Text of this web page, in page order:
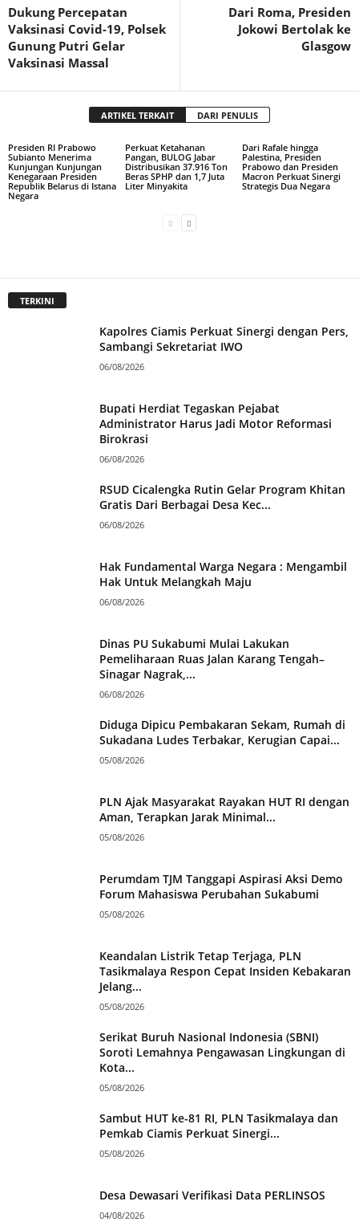
Dukung Percepatan
Vaksinasi Covid-19, Polsek
Gunung Putri Gelar
Vaksinasi Massal
Dari Roma, Presiden
Jokowi Bertolak ke
Glasgow
ARTIKEL TERKAIT DARI PENULIS
Presiden RI Prabowo
Subianto Menerima
Kunjungan Kunjungan
Kenegaraan Presiden
Republik Belarus di Istana
Negara
Perkuat Ketahanan
Pangan, BULOG Jabar
Distribusikan 37.916 Ton
Beras SPHP dan 1,7 Juta
Liter Minyakita
Dari Rafale hingga
Palestina, Presiden
Prabowo dan Presiden
Macron Perkuat Sinergi
Strategis Dua Negara
TERKINI
Kapolres Ciamis Perkuat Sinergi dengan Pers,
Sambangi Sekretariat IWO
06/08/2026
Bupati Herdiat Tegaskan Pejabat
Administrator Harus Jadi Motor Reformasi
Birokrasi
06/08/2026
RSUD Cicalengka Rutin Gelar Program Khitan
Gratis Dari Berbagai Desa Kec...
06/08/2026
Hak Fundamental Warga Negara : Mengambil
Hak Untuk Melangkah Maju
06/08/2026
Dinas PU Sukabumi Mulai Lakukan
Pemeliharaan Ruas Jalan Karang Tengah–
Sinagar Nagrak,...
06/08/2026
Diduga Dipicu Pembakaran Sekam, Rumah di
Sukadana Ludes Terbakar, Kerugian Capai...
05/08/2026
PLN Ajak Masyarakat Rayakan HUT RI dengan
Aman, Terapkan Jarak Minimal...
05/08/2026
Perumdam TJM Tanggapi Aspirasi Aksi Demo
Forum Mahasiswa Perubahan Sukabumi
05/08/2026
Keandalan Listrik Tetap Terjaga, PLN
Tasikmalaya Respon Cepat Insiden Kebakaran
Jelang...
05/08/2026
Serikat Buruh Nasional Indonesia (SBNI)
Soroti Lemahnya Pengawasan Lingkungan di
Kota...
05/08/2026
Sambut HUT ke-81 RI, PLN Tasikmalaya dan
Pemkab Ciamis Perkuat Sinergi...
05/08/2026
Desa Dewasari Verifikasi Data PERLINSOS
04/08/2026